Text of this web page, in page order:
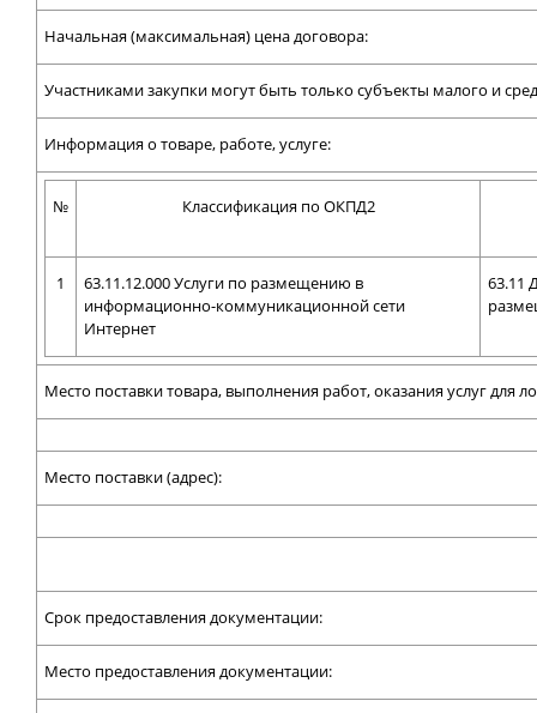
Начальная (максимальная) цена договора:
Участниками закупки могут быть только субъекты малого и
Информация о товаре, работе, услуге:
№ Классификация по ОКПД2
1
63.11.12.000 Услуги по размещению в
информационно-коммуникационной сети
Интернет
63.11
Место поставки товара, выполнения работ, оказания услуг для
Место поставки (адрес):
Срок предоставления документации:
Место предоставления документации: